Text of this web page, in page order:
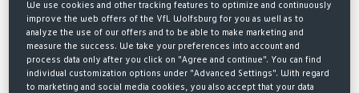
WIDERRUFSBELEHRUNG
MERCHANDISING DER
We use cookies and other tracking features to optimize and continuously
improve the web offers of the VfL Wolfsburg for you as well as to
analyze the use of our offers and to be able to make marketing and
measure the success. We take your preferences into account and
process data only after you click on "Agree and continue". You can find
individual customization options under "Advanced Settings". With regard
to marketing and social media cookies, you also accept that your data